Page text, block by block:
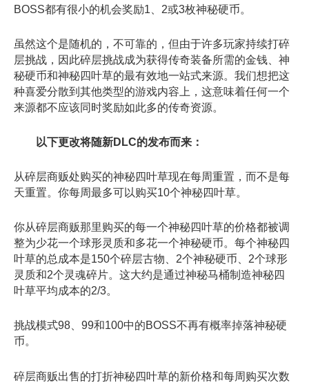
BOSS都有很小的机会奖励1、2或3枚神秘硬币。
虽然这个是随机的，不可靠的，但由于许多玩家持续打碎
层挑战，因此碎层挑战成为获得传奇装备所需的金钱、神
秘硬币和神秘四叶草的最有效地一站式来源。我们想把这
种喜爱分散到其他类型的游戏内容上，这意味着任何一个
来源都不应该同时奖励如此多的传奇资源。
以下更改将随新DLC的发布而来：
从碎层商贩处购买的神秘四叶草现在每周重置，而不是每
天重置。你每周最多可以购买10个神秘四叶草。
你从碎层商贩那里购买的每一个神秘四叶草的价格都被调
整为少花一个球形灵质和多花一个神秘硬币。每个神秘四
叶草的总成本是150个碎层古物、2个神秘硬币、2个球形
灵质和2个灵魂碎片。这大约是通过神秘马桶制造神秘四
叶草平均成本的2/3。
挑战模式98、99和100中的BOSS不再有概率掉落神秘硬
币。
碎层商贩出售的打折神秘四叶草的新价格和每周购买次数